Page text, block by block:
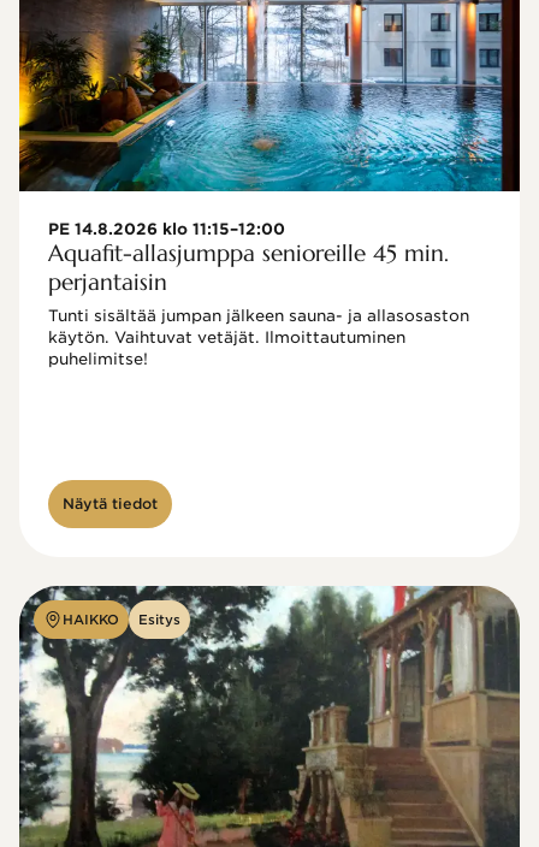
PE 14.8.2026 klo 11:15–12:00
Aquafit-allasjumppa senioreille 45 min.
perjantaisin
Tunti sisältää jumpan jälkeen sauna- ja allasosaston
käytön. Vaihtuvat vetäjät. Ilmoittautuminen
puhelimitse!
Näytä tiedot
HAIKKO Esitys